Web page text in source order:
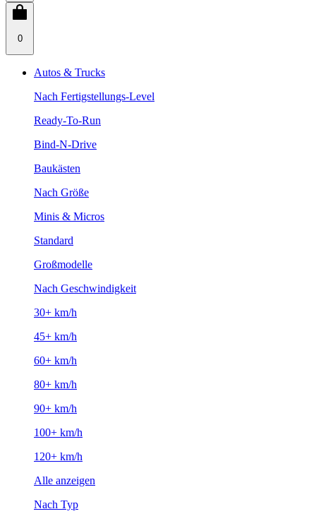
0
Autos & Trucks
Nach Fertigstellungs-Level
Ready-To-Run
Bind-N-Drive
Baukästen
Nach Größe
Minis & Micros
Standard
Großmodelle
Nach Geschwindigkeit
30+ km/h
45+ km/h
60+ km/h
80+ km/h
90+ km/h
100+ km/h
120+ km/h
Alle anzeigen
Nach Typ